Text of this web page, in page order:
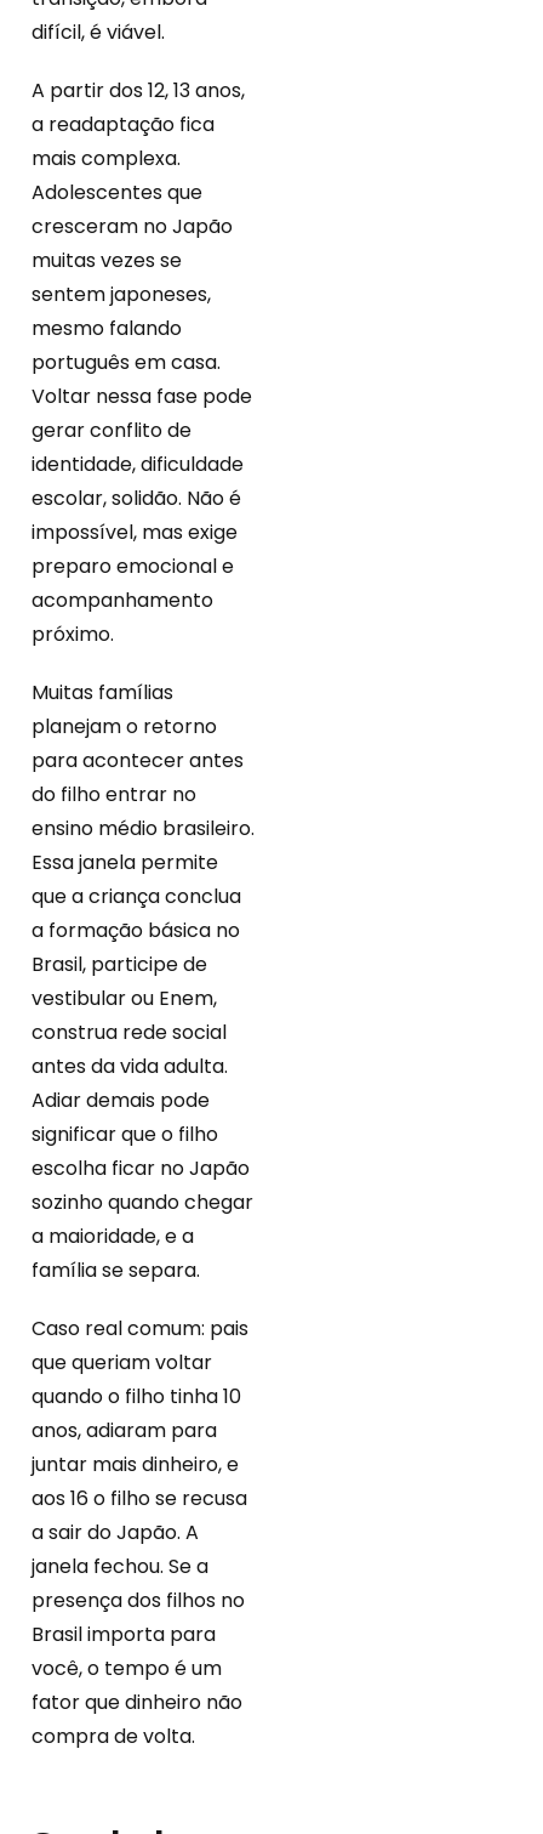
difícil, é viável.
A partir dos 12, 13 anos,
a readaptação fica
mais complexa.
Adolescentes que
cresceram no Japão
muitas vezes se
sentem japoneses,
mesmo falando
português em casa.
Voltar nessa fase pode
gerar conflito de
identidade, dificuldade
escolar, solidão. Não é
impossível, mas exige
preparo emocional e
acompanhamento
próximo.
Muitas famílias
planejam o retorno
para acontecer antes
do filho entrar no
ensino médio brasileiro.
Essa janela permite
que a criança conclua
a formação básica no
Brasil, participe de
vestibular ou Enem,
construa rede social
antes da vida adulta.
Adiar demais pode
significar que o filho
escolha ficar no Japão
sozinho quando chegar
a maioridade, e a
família se separa.
Caso real comum: pais
que queriam voltar
quando o filho tinha 10
anos, adiaram para
juntar mais dinheiro, e
aos 16 o filho se recusa
a sair do Japão. A
janela fechou. Se a
presença dos filhos no
Brasil importa para
você, o tempo é um
fator que dinheiro não
compra de volta.